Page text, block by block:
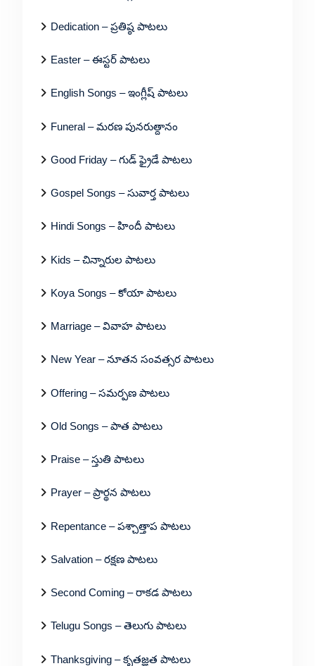
Dedication – ప్రతిష్ఠ పాటలు
Easter – ఈస్టర్ పాటలు
English Songs – ఇంగ్లీష్ పాటలు
Funeral – మరణ పునరుత్దానం
Good Friday – గుడ్ ఫ్రైడే పాటలు
Gospel Songs – సువార్త పాటలు
Hindi Songs – హిందీ పాటలు
Kids – చిన్నారుల పాటలు
Koya Songs – కోయా పాటలు
Marriage – వివాహ పాటలు
New Year – నూతన సంవత్సర పాటలు
Offering – సమర్పణ పాటలు
Old Songs – పాత పాటలు
Praise – స్తుతి పాటలు
Prayer – ప్రార్థన పాటలు
Repentance – పశ్చాత్తాప పాటలు
Salvation – రక్షణ పాటలు
Second Coming – రాకడ పాటలు
Telugu Songs – తెలుగు పాటలు
Thanksgiving – కృతజ్ఞత పాటలు